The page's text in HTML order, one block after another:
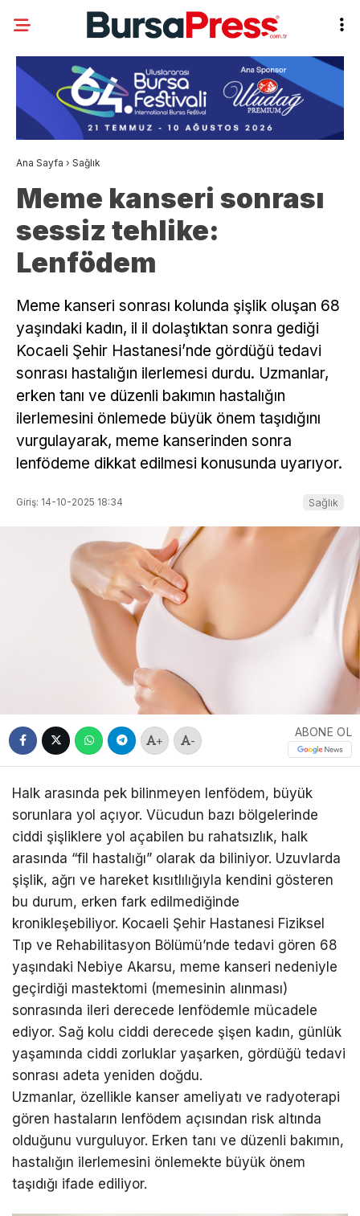
Ana Sayfa › Sağlık
Meme kanseri sonrası
sessiz tehlike:
Lenfödem
Meme kanseri sonrası kolunda şişlik oluşan 68
yaşındaki kadın, il il dolaştıktan sonra gediği
Kocaeli Şehir Hastanesi’nde gördüğü tedavi
sonrası hastalığın ilerlemesi durdu. Uzmanlar,
erken tanı ve düzenli bakımın hastalığın
ilerlemesini önlemede büyük önem taşıdığını
vurgulayarak, meme kanserinden sonra
lenfödeme dikkat edilmesi konusunda uyarıyor.
Giriş: 14-10-2025 18:34 Sağlık
+ -
ABONE OL
Halk arasında pek bilinmeyen lenfödem, büyük
sorunlara yol açıyor. Vücudun bazı bölgelerinde
ciddi şişliklere yol açabilen bu rahatsızlık, halk
arasında “fil hastalığı” olarak da biliniyor. Uzuvlarda
şişlik, ağrı ve hareket kısıtlılığıyla kendini gösteren
bu durum, erken fark edilmediğinde
kronikleşebiliyor. Kocaeli Şehir Hastanesi Fiziksel
Tıp ve Rehabilitasyon Bölümü’nde tedavi gören 68
yaşındaki Nebiye Akarsu, meme kanseri nedeniyle
geçirdiği mastektomi (memesinin alınması)
sonrasında ileri derecede lenfödemle mücadele
ediyor. Sağ kolu ciddi derecede şişen kadın, günlük
yaşamında ciddi zorluklar yaşarken, gördüğü tedavi
sonrası adeta yeniden doğdu.
Uzmanlar, özellikle kanser ameliyatı ve radyoterapi
gören hastaların lenfödem açısından risk altında
olduğunu vurguluyor. Erken tanı ve düzenli bakımın,
hastalığın ilerlemesini önlemekte büyük önem
taşıdığı ifade ediliyor.